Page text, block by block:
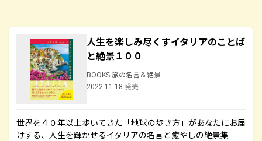
人生を楽しみ尽くすイタリアのことば
と絶景１００
BOOKS 旅の名言＆絶景
2022.11.18 発売
世界を４０年以上歩いてきた「地球の歩き方」があなたにお届
けする、人生を輝かせるイタリアの名言と癒やしの絶景集